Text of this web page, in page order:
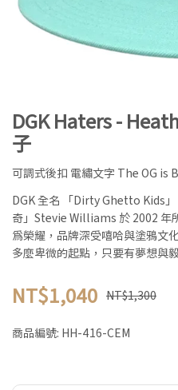
DGK Haters -
子
可調式後扣 電繡文字 The OG is
DGK 全名 「Dirty Ghetto Kids
奇」Stevie Williams 於 2002 年
為榮耀，品牌深受嘻哈與塗鴉文
多麼卑微的起點，只要有夢想與
NT$1,040 NT$1,300
商品編號: HH-416-CEM